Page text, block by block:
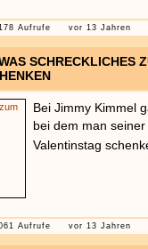
Aufrufe vor 13 Jahren
SCHRECKLICHES
Bei Jimmy Kimmel
bei dem man
Valentinstag
Aufrufe vor 13 Jahren